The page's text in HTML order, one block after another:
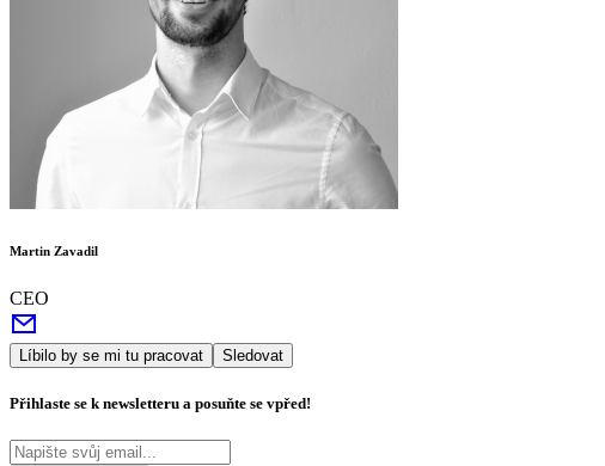
Martin Zavadil
CEO
Líbilo by se mi tu pracovat Sledovat
Přihlaste se k newsletteru a posuňte se vpřed!